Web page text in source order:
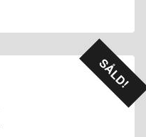
SÅLD!